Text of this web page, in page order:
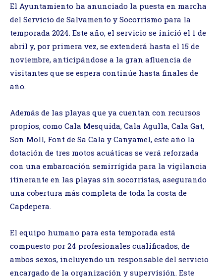
El Ayuntamiento ha anunciado la puesta en marcha
del Servicio de Salvamento y Socorrismo para la
temporada 2024. Este año, el servicio se inició el 1 de
abril y, por primera vez, se extenderá hasta el 15 de
noviembre, anticipándose a la gran afluencia de
visitantes que se espera continúe hasta finales de
año.
Además de las playas que ya cuentan con recursos
propios, como Cala Mesquida, Cala Agulla, Cala Gat,
Son Moll, Font de Sa Cala y Canyamel, este año la
dotación de tres motos acuáticas se verá reforzada
con una embarcación semirrígida para la vigilancia
itinerante en las playas sin socorristas, asegurando
una cobertura más completa de toda la costa de
Capdepera.
El equipo humano para esta temporada está
compuesto por 24 profesionales cualificados, de
ambos sexos, incluyendo un responsable del servicio
encargado de la organización y supervisión. Este